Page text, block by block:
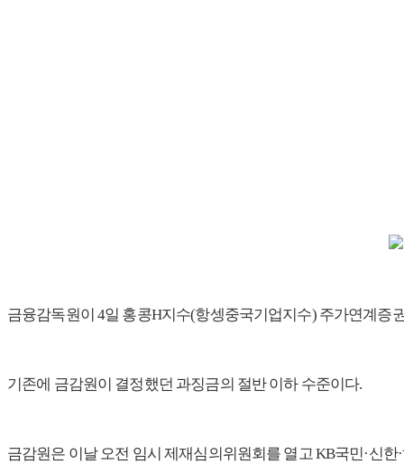
금융감독원이 4일 홍콩H지수(항셍중국기업지수) 주가연계증
기존에 금감원이 결정했던 과징금의 절반 이하 수준이다.
금감원은 이날 오전 임시 제재심의위원회를 열고 KB국민·신한